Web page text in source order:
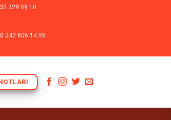
329 09 10
0 242 606 14 55